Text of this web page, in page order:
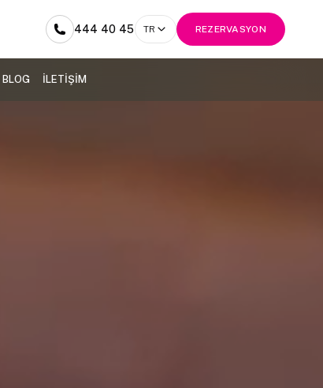
444 40 45 TR REZERVASYON
BLOG İLETİŞİM